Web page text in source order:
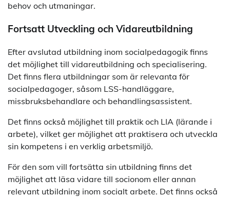
behov och utmaningar.
Fortsatt Utveckling och Vidareutbildning
Efter avslutad utbildning inom socialpedagogik finns
det möjlighet till vidareutbildning och specialisering.
Det finns flera utbildningar som är relevanta för
socialpedagoger, såsom LSS-handläggare,
missbruksbehandlare och behandlingsassistent.
Det finns också möjlighet till praktik och LIA (lärande i
arbete), vilket ger möjlighet att praktisera och utveckla
sin kompetens i en verklig arbetsmiljö.
För den som vill fortsätta sin utbildning finns det
möjlighet att läsa vidare till socionom eller annan
relevant utbildning inom socialt arbete. Det finns också